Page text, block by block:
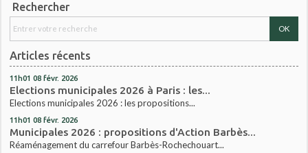
Rechercher
Articles récents
11h01 08 févr. 2026
Elections municipales 2026 à Paris : les...
Elections municipales 2026 : les propositions...
11h01 08 févr. 2026
Municipales 2026 : propositions d'Action Barbès...
Réaménagement du carrefour Barbès-Rochechouart...